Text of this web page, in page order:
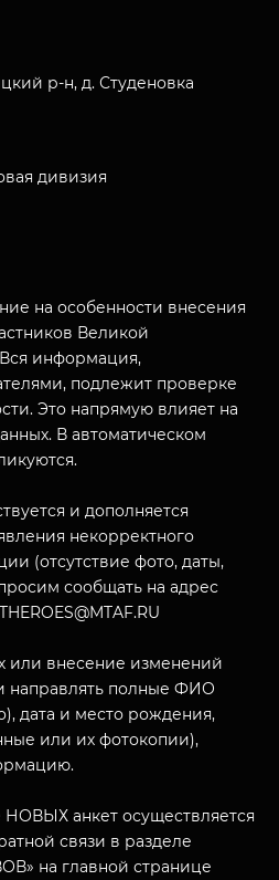
КОМПЛЕКС
НАС
НАЗАД
р-н, д. Студеновка
дивизия
на особенности внесения
Великой
информация,
подлежит проверке
Это напрямую влияет на
В автоматическом
и дополняется
некорректного
(отсутствие фото, даты,
сообщать на адрес
или внесение изменений
направлять полные ФИО
дата и место рождения,
или их фотокопии),
анкет осуществляется
связи в разделе
на главной странице